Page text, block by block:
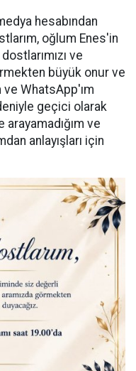
hesabından
oğlum Enes'in
ve
büyük onur ve
WhatsApp'ım
geçici olarak
arayamadığım ve
anlayışları için